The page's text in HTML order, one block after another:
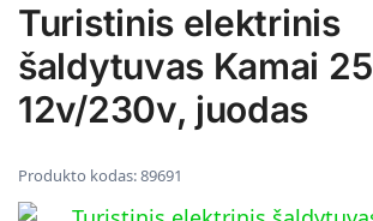
Turistinis elektrinis
šaldytuvas Kamai
12v/230v, juodas
Produkto kodas:89691